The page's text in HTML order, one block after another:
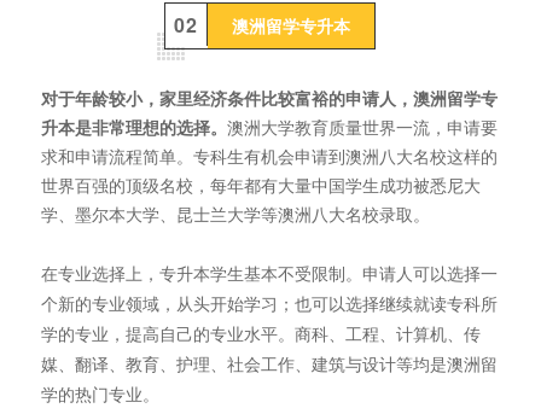
02 澳洲留学专升本
对于年龄较小，家里经济条件比较富裕的申请人，澳洲留学专
升本是非常理想的选择。 澳洲大学教育质量世界一流，申请要
求和申请流程简单。 专科生有机会申请到澳洲八大名校这样的
世界百强的顶级名校，每年都有大量中国学生成功被悉尼大
学、墨尔本大学、昆士兰大学等澳洲八大名校录取。
在专业选择上，专升本学生基本不受限制。申请人可以选择一
个新的专业领域，从头开始学习；也可以选择继续就读专科所
学的专业，提高自己的专业水平。商科、工程、计算机、传
媒、翻译、教育、护理、社会工作、建筑与设计等均是澳洲留
学的热门专业。